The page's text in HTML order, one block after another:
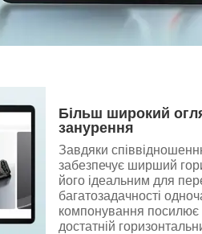
Більш широкий
занурення
Завдяки
забезпечує ширший
його ідеальним для
багатозадачності
компонування посилює
достатній